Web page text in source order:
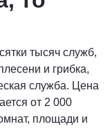
тысяч служб,
и грибка,
служба. Цена
от 2 000
площади и